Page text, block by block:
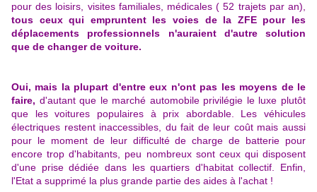
pour des loisirs, visites familiales, médicales ( 52 trajets par an),
tous ceux qui empruntent les voies de la ZFE pour les
déplacements professionnels n'auraient d'autre solution
que de changer de voiture.
Oui, mais la plupart d'entre eux n'ont pas les moyens de le
faire, d'autant que le marché automobile privilégie le luxe plutôt
que les voitures populaires à prix abordable. Les véhicules
électriques restent inaccessibles, du fait de leur coût mais aussi
pour le moment de leur difficulté de charge de batterie pour
encore trop d'habitants, peu nombreux sont ceux qui disposent
d'une prise dédiée dans les quartiers d'habitat collectif. Enfin,
l'Etat a supprimé la plus grande partie des aides à l'achat !